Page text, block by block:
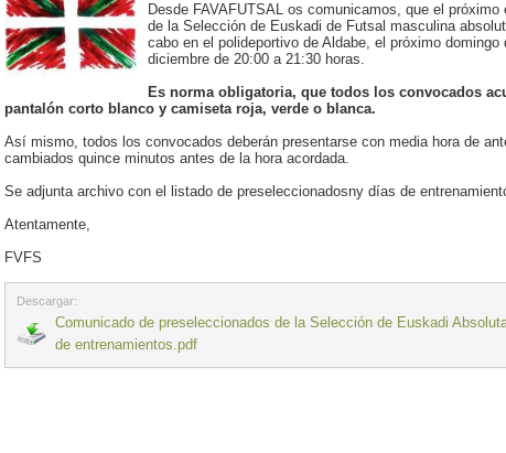
Desde FAVAFUTSAL os comunicamos, que el próximo
de la Selección de Euskadi de Futsal masculina
cabo en el polideportivo de Aldabe, el próximo domingo
diciembre de 20:00 a 21:30 horas.
Es norma obligatoria, que todos los convocados
pantalón corto blanco y camiseta roja, verde o blanca.
Así mismo, todos los convocados deberán presentarse con media hora de
cambiados quince minutos antes de la hora acordada.
Se adjunta archivo con el listado de preseleccionadosny días de
Atentamente,
FVFS
Descargar:
Comunicado de preseleccionados de la Selección de Euskadi
de entrenamientos.pdf